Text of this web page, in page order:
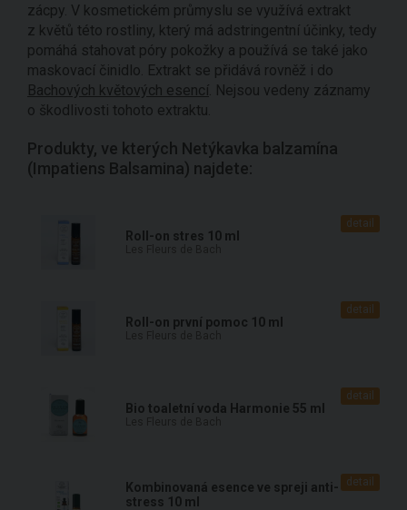
zácpy. V kosmetickém průmyslu se využívá extrakt
z květů této rostliny, který má adstringentní účinky, tedy
pomáhá stahovat póry pokožky a používá se také jako
maskovací činidlo. Extrakt se přidává rovněž i do
Bachových květových esencí . Nejsou vedeny záznamy
o škodlivosti tohoto extraktu.
Produkty, ve kterých Netýkavka balzamína
(Impatiens Balsamina) najdete:
Roll-on stres 10 ml
detail
Roll-on první pomoc 10 ml
detail
Bio toaletní voda Harmonie 55 ml
detail
Kombinovaná esence ve spreji anti-
stress 10 ml
detail